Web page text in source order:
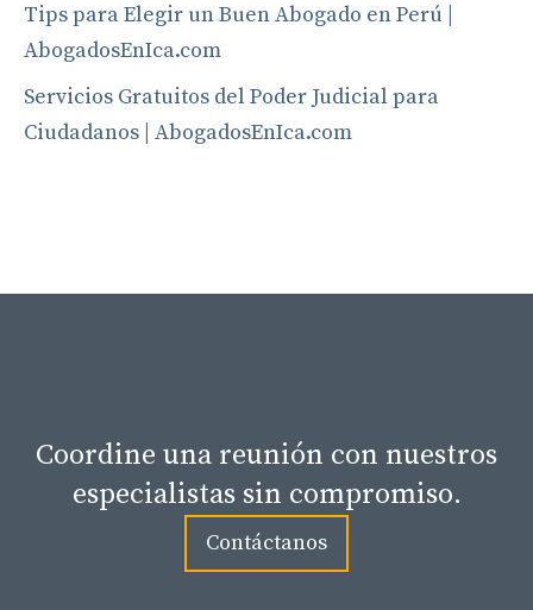
Tips para Elegir un Buen Abogado en Perú |
AbogadosEnIca.com
Servicios Gratuitos del Poder Judicial para
Ciudadanos | AbogadosEnIca.com
Coordine una reunión con nuestros
especialistas sin compromiso.
Contáctanos